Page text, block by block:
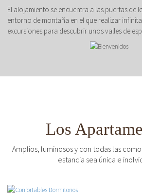
El alojamiento se encuentra a las puertas de
entorno de montaña en el que realizar
excursiones para descubrir unos valles de
Los
Amplios, luminosos y con todas las
estancia sea única e